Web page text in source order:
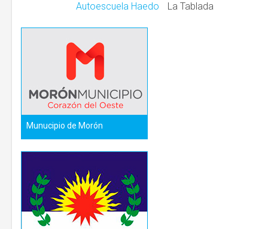
Autoescuela Haedo
La Tablada
Munucipio de Morón